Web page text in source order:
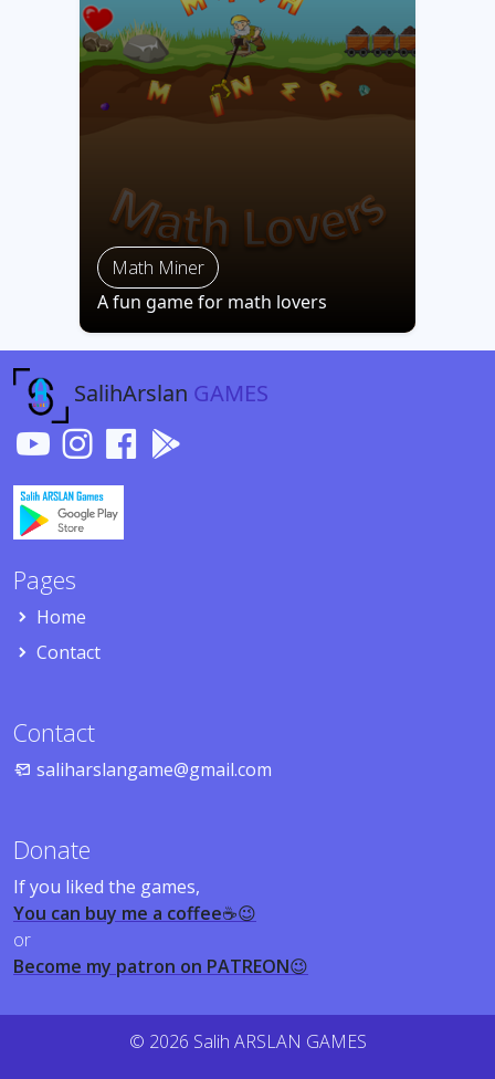
Math Miner
A fun game for math lovers
SalihArslan GAMES
Pages
Home
Contact
Contact
saliharslangame@gmail.com
Donate
If you liked the games,
You can buy me a coffee☕😉
or
Become my patron on PATREON😉
© 2026 Salih ARSLAN GAMES